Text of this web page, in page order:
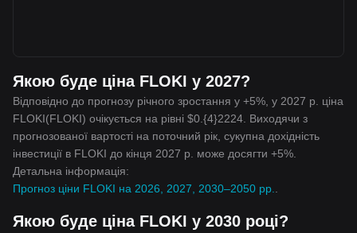
Якою буде ціна FLOKI у 2027?
Відповідно до прогнозу річного зростання у +5%, у 2027 р. ціна
FLOKI(FLOKI) очікується на рівні $0.{4}2224. Виходячи з
прогнозованої вартості на поточний рік, сукупна дохідність
інвестиції в FLOKI до кінця 2027 р. може досягти +5%.
Детальна інформація:
Прогноз ціни FLOKI на 2026, 2027, 2030–2050 рр.
Якою буде ціна FLOKI у 2030 році?